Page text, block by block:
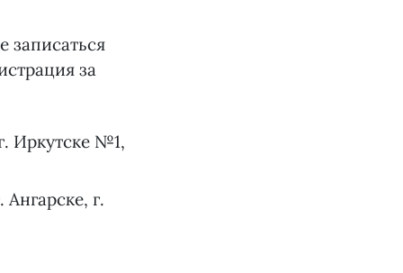
записаться
за
Иркутске №1,
г.